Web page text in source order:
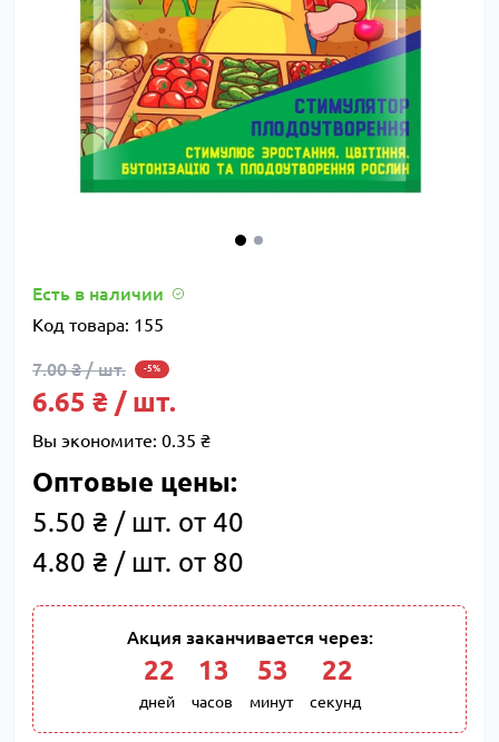
Есть в наличии
Код товара: 155
7.00 ₴ / шт. -5%
6.65 ₴ / шт.
Вы экономите: 0.35 ₴
Оптовые цены:
5.50 ₴ / шт. от 40
4.80 ₴ / шт. от 80
Акция заканчивается через:
22
дней
13
часов
53
минут
21
секунд